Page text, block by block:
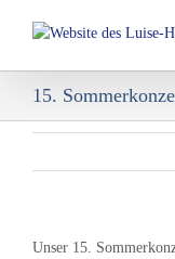
15.
Unser 15.